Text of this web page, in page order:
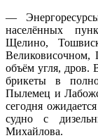
—
населённых
Щелино,
объём угля, дров.
брикеты в
Пылемец и
сегодня
судно с
Михайлова.